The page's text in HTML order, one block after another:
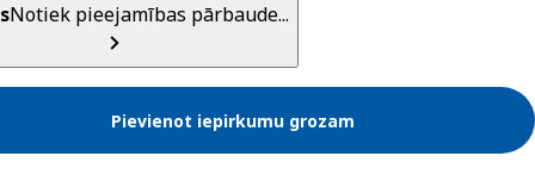
Notiek pieejamības pārbaude...
Pievienot iepirkumu grozam